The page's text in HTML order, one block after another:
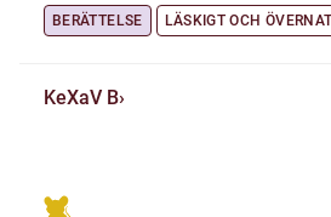
BERÄTTELSE LÄSKIGT OCH
KeXaV B